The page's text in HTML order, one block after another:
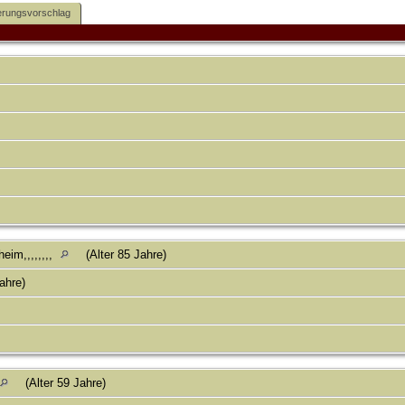
(Alter 85 Jahre)
(Alter 59 Jahre)